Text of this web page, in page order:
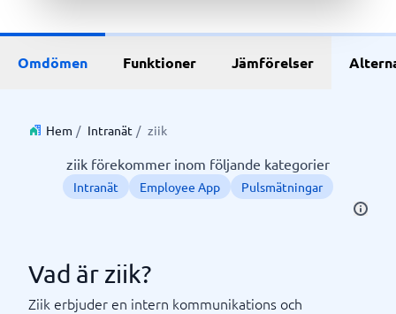
Omdömen Funktioner Jämförelser
Hem / Intranät / ziik
ziik förekommer inom följande kategorier
Intranät Employee App Pulsmätningar
Vad är ziik?
Ziik erbjuder en intern kommunikations och